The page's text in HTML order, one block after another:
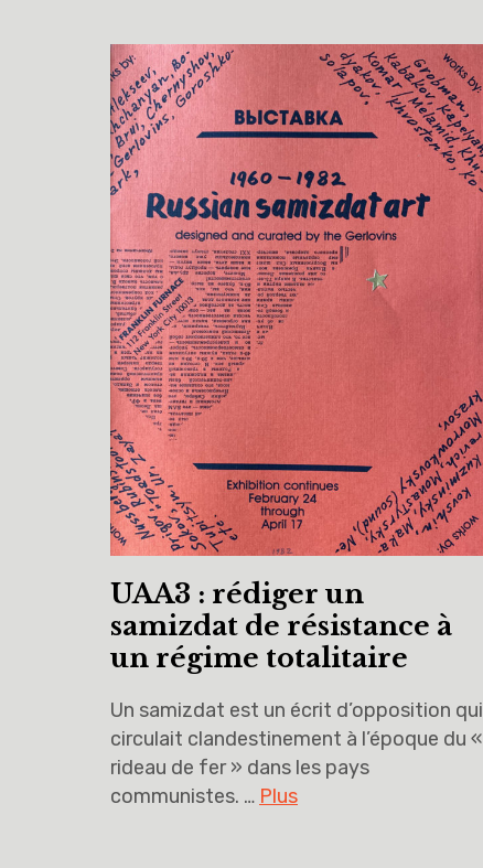
UAA3 : rédiger un
samizdat de résistance à
un régime totalitaire
Un samizdat est un écrit d’opposition qui
circulait clandestinement à l’époque du «
rideau de fer » dans les pays
communistes. … Plus